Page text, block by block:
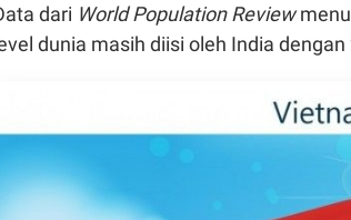
dari World Population Review
dunia masih diisi oleh India